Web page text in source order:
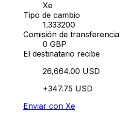
Xe
Tipo de cambio
1.333200
Comisión de transferencia
0 GBP
El destinatario recibe
26,664.00 USD
+347.75 USD
Enviar con Xe